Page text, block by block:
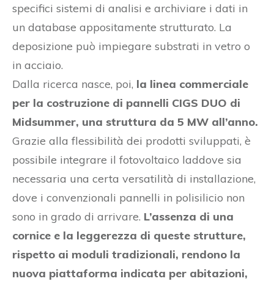
specifici sistemi di analisi e archiviare i dati in
un database appositamente strutturato. La
deposizione può impiegare substrati in vetro o
in acciaio.
Dalla ricerca nasce, poi, la linea commerciale
per la costruzione di pannelli CIGS DUO di
Midsummer, una struttura da 5 MW all’anno.
Grazie alla flessibilità dei prodotti sviluppati, è
possibile integrare il fotovoltaico laddove sia
necessaria una certa versatilità di installazione,
dove i convenzionali pannelli in polisilicio non
sono in grado di arrivare. L’assenza di una
cornice e la leggerezza di queste strutture,
rispetto ai moduli tradizionali, rendono la
nuova piattaforma indicata per abitazioni,